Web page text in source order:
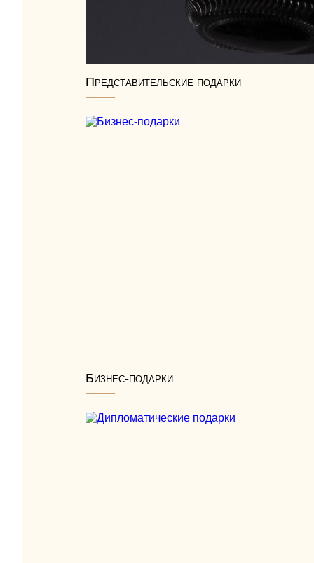
Представительские подарки
Бизнес-подарки